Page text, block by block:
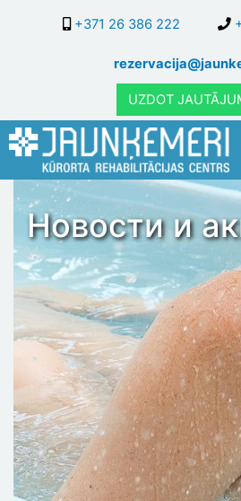
+371 26 386 222
UZDOT
Новости и